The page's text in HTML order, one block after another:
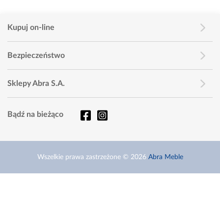
Kupuj on-line
Bezpieczeństwo
Sklepy Abra S.A.
Bądź na bieżąco
Wszelkie prawa zastrzeżone © 2026 Abra Meble